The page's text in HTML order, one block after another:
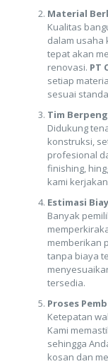
Material
Kualitas
dalam usaha
tepat akan
renovasi. PT
setiap
sesuai
Tim
Didukung
konstruksi,
profesional
finishing,
kami
Estimasi
Banyak
memberikan
tanpa biaya
tersedia.
Proses
Ketepatan
Kami
sehingga
kosan dan